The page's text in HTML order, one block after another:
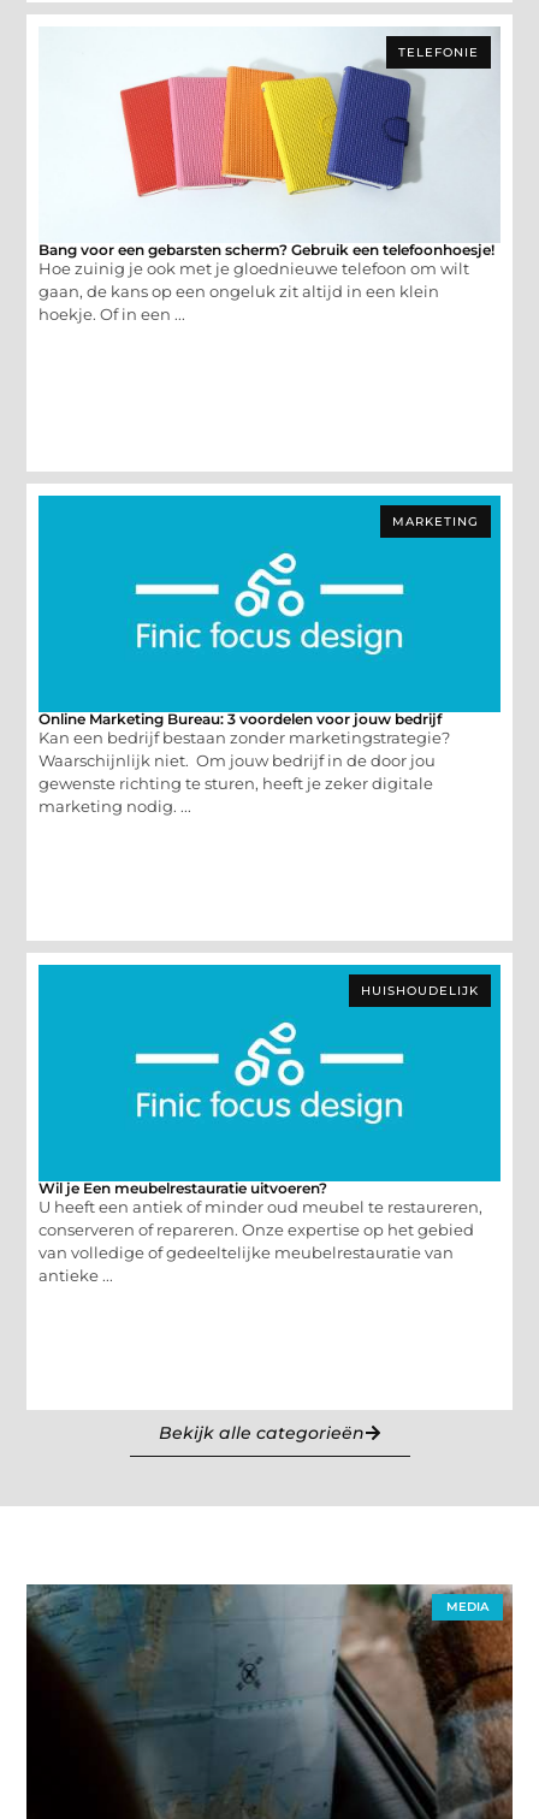
TELEFONIE
Bang voor een gebarsten scherm? Gebruik een telefoonhoesje!
Hoe zuinig je ook met je gloednieuwe telefoon om wilt
gaan, de kans op een ongeluk zit altijd in een klein
hoekje. Of in een ...
MARKETING
Online Marketing Bureau: 3 voordelen voor jouw bedrijf
Kan een bedrijf bestaan zonder marketingstrategie?
Waarschijnlijk niet. Om jouw bedrijf in de door jou
gewenste richting te sturen, heeft je zeker digitale
marketing nodig. ...
HUISHOUDELIJK
Wil je Een meubelrestauratie uitvoeren?
U heeft een antiek of minder oud meubel te restaureren,
conserveren of repareren. Onze expertise op het gebied
van volledige of gedeeltelijke meubelrestauratie van
antieke ...
Bekijk alle categorieën
MEDIA